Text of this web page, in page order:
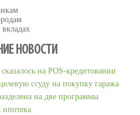
НОВОСТИ
на POS-кредитовании
ссуду на покупку гаража
на две программы